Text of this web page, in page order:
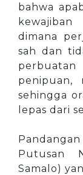
bahwa
dimana
sah dan
penipuan,
sehingga
lepas dari
Putusan
Samalo)